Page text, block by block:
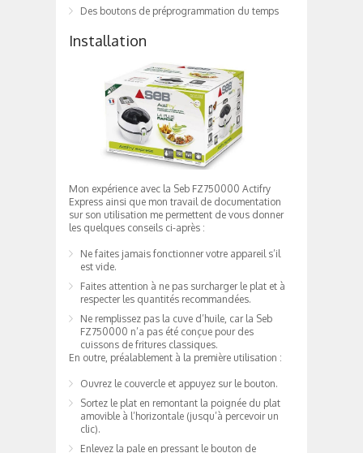
Des boutons de préprogrammation du temps
Installation
Mon expérience avec la Seb FZ750000 Actifry
Express ainsi que mon travail de documentation
sur son utilisation me permettent de vous donner
les quelques conseils ci-après :
Ne faites jamais fonctionner votre appareil s’il
est vide.
Faites attention à ne pas surcharger le plat et à
respecter les quantités recommandées.
Ne remplissez pas la cuve d’huile, car la Seb
FZ750000 n’a pas été conçue pour des
cuissons de fritures classiques.
En outre, préalablement à la première utilisation :
Ouvrez le couvercle et appuyez sur le bouton.
Sortez le plat en remontant la poignée du plat
amovible à l’horizontale (jusqu’à percevoir un
clic).
Enlevez la pale en pressant le bouton de